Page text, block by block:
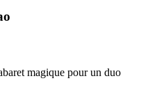
magique pour un duo